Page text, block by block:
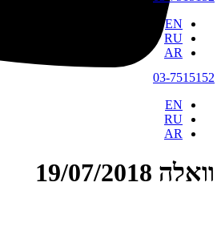
03-7515152
EN
RU
AR
EN
RU
AR
וואלה 19/07/2018